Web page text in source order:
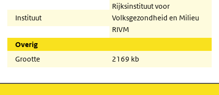
Instituut
Rijksinstituut voor
Volksgezondheid en Milieu
RIVM
Overig
Grootte
2169 kb